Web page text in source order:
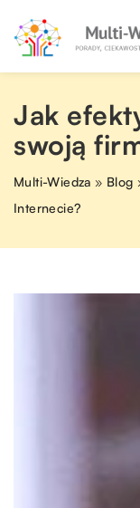
Jak
swoją
Multi-Wiedza » Blog
Internecie?